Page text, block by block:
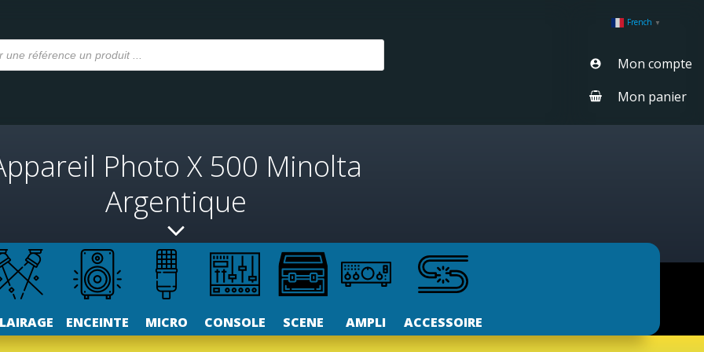
French ▼
Mon compte
Mon panier
Photo X 500 Minolta
Argentique
ENCEINTE MICRO CONSOLE SCENE AMPLI ACCESSOIRE